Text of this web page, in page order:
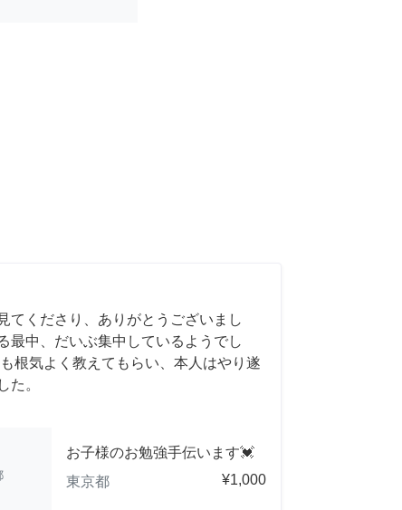
てくださり、ありがとうございまし
最中、だいぶ集中しているようでし
根気よく教えてもらい、本人はやり遂
た。
お子様のお勉強手伝います💓
東京都
¥1,000